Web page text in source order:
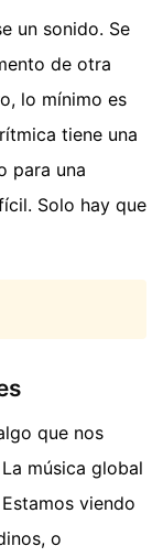
un sonido. Se
de otra
lo mínimo es
tiene una
para una
Solo hay que
que nos
música global
viendo
o